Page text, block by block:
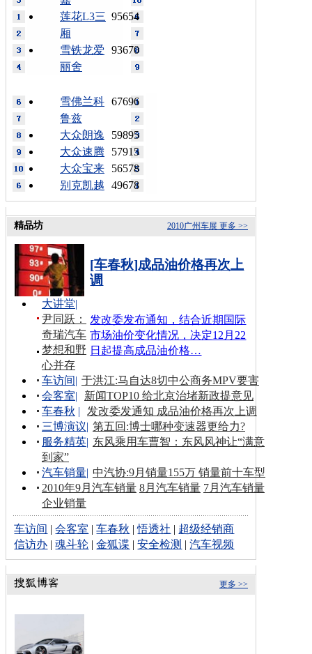
95654
莲花L3三
厢
93670
雪铁龙爱
丽舍
67696
雪佛兰科
鲁兹
59895
大众朗逸
57915
大众速腾
56578
大众宝来
49678
别克凯越
更多 >>
2010广州车展
精品坊
[车春秋]成品油价格再次上
调
发改委发布通知，结合近期国际
市场油价变化情况，决定12月22
日起提高成品油价格…
大讲堂|
尹同跃：
奇瑞汽车
梦想和野
心并存
车访间| 于洪江:马自达8切中公商务MPV要害
会客室|
新闻TOP10 给北京治堵新政提意见
车春秋 |
发改委发通知 成品油价格再次上调
三博演议| 第五回:博士哪种变速器更给力?
服务精英| 东风乘用车曹智：东风风神让“满意
到家”
汽车销量| 中汽协:9月销量155万 销量前十车型
2010年9月汽车销量 8月汽车销量 7月汽车销量
企业销量
车访间 |会客室 |车春秋 |悟透社 | 超级经销商
信访办 |魂斗轮 |金狐谍 |安全检测 |汽车视频
更多 >>